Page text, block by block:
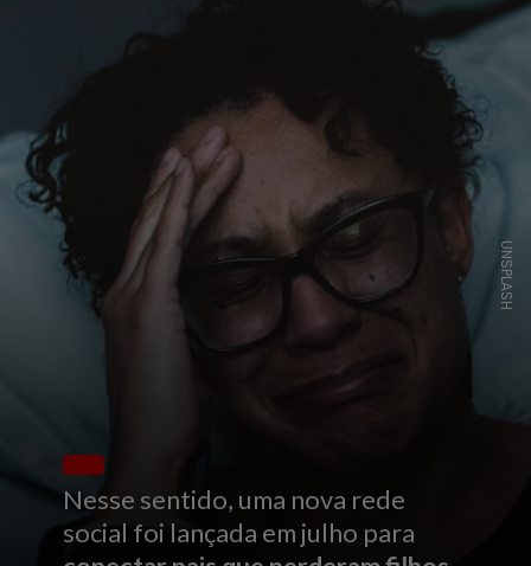
Nesse sentido, uma nova rede
social foi lançada em julho para
UNSPLASH